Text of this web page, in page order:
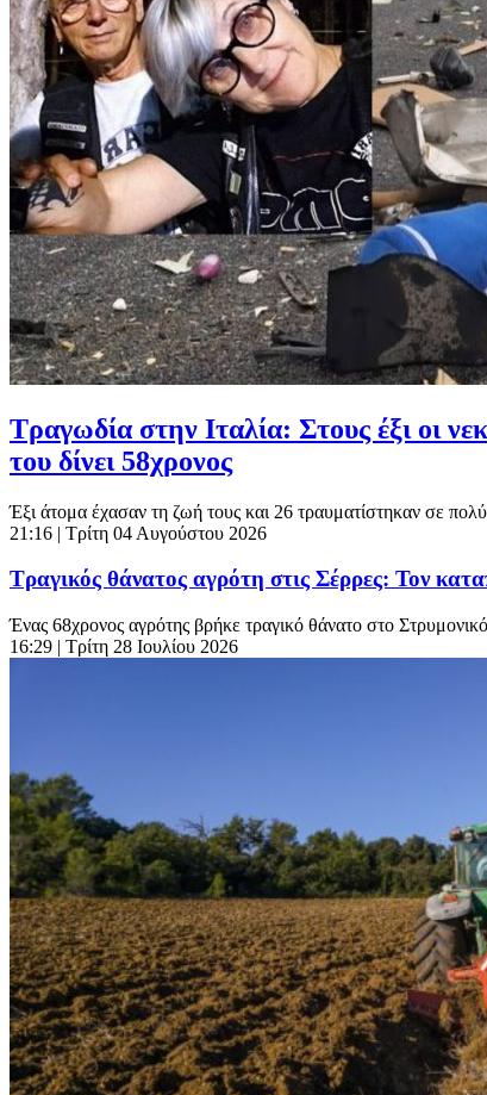
Τραγωδία στην Ιταλία: Στους έξι οι
του δίνει 58χρονος
Έξι άτομα έχασαν τη ζωή τους και 26 τραυματίστηκαν σε
21:16 | Τρίτη 04 Αυγούστου 2026
Τραγικός θάνατος αγρότη στις Σέρρες: Τον
Ένας 68χρονος αγρότης βρήκε τραγικό θάνατο στο
16:29 | Τρίτη 28 Ιουλίου 2026